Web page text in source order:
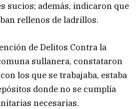
sucios; además, indicaron que
rellenos de ladrillos.
de Delitos Contra la
sullanera, constataron
los que se trabajaba, estaba
donde no se cumplía
necesarias.